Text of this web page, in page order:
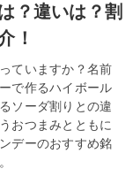
？違いは？割
！
ていますか？名前
で作るハイボール
ソーダ割りとの違
おつまみとともに
デーのおすすめ銘